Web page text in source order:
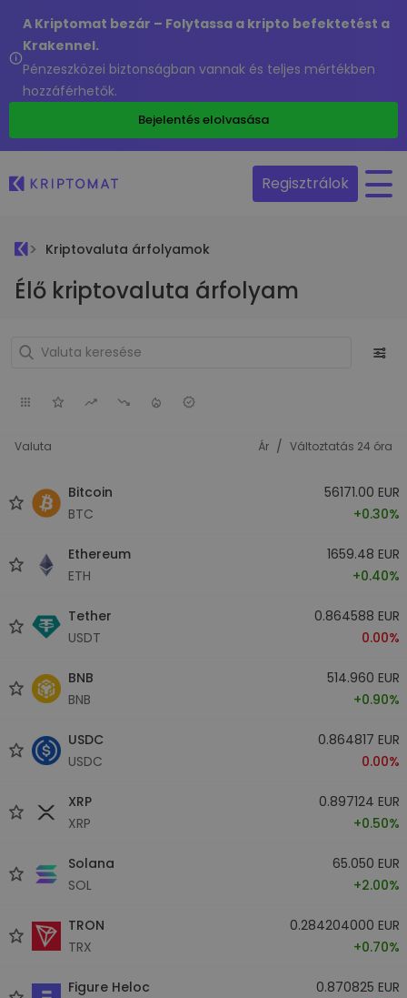
A Kriptomat bezár – Folytassa a kripto befektetést a
Krakennel.
Pénzeszközei biztonságban vannak és teljes mértékben
hozzáférhetők.
Bejelentés elolvasása
Regisztrálok
Kriptovaluta árfolyamok
Élő kriptovaluta árfolyam
Valuta Ár / Változtatás 24 óra
Bitcoin
BTC
56171.00 EUR
+0.30%
Ethereum
ETH
1659.48 EUR
+0.40%
Tether
USDT
0.864588 EUR
0.00%
BNB
BNB
514.960 EUR
+0.90%
USDC
USDC
0.864817 EUR
0.00%
XRP
XRP
0.897124 EUR
+0.50%
Solana
SOL
65.050 EUR
+2.00%
TRON
TRX
0.284204000 EUR
+0.70%
Figure Heloc
0.870825 EUR